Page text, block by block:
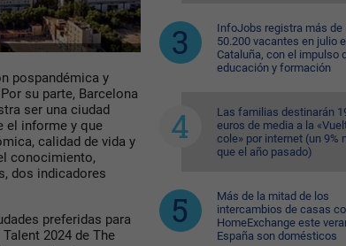
pospandémica y
su parte, Barcelona
ser una ciudad
el informe y que
calidad de vida y
conocimiento,
dos indicadores
preferidas para
2024 de The
InfoJobs registra más de
50.200 vacantes en julio
Cataluña, con el impulso
educación y formación
Las familias destinarán
euros de media a la
cole» por internet (un 9%
que el año pasado)
Más de la mitad de los
intercambios de casas
HomeExchange este
España son domésticos